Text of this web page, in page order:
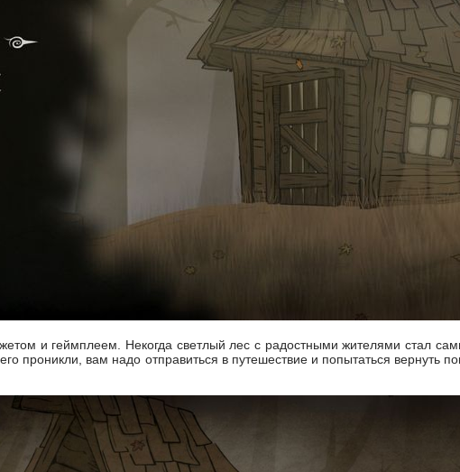
и геймплеем. Некогда светлый лес с радостными жителями стал
проникли, вам надо отправиться в путешествие и попытаться вернуть